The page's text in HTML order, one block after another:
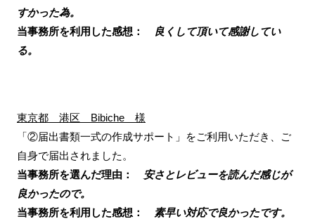
すかった為。
当事務所を利用した感想：
良くして頂いて感謝してい
る。
東京都 港区 Bibiche 様
「②届出書類一式の作成サポート」をご利用いただき、ご
自身で届出されました。
当事務所を選んだ理由：
安さとレビューを読んだ感じが
良かったので。
当事務所を利用した感想：
素早い対応で良かったです。